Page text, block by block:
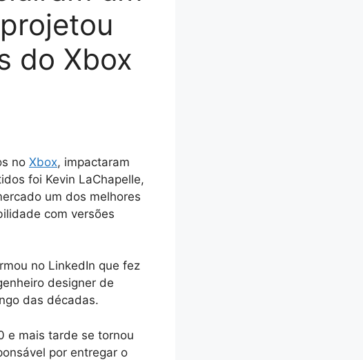
do Xbox
no Xbox, impactaram
foi Kevin LaChapelle,
um dos melhores
com versões
no LinkedIn que fez
designer de
das décadas.
e mais tarde se tornou
por entregar o